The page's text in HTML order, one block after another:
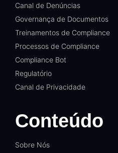
Canal de Denúncias
Governança de Documentos
Treinamentos de Compliance
Processos de Compliance
Compliance Bot
Regulatório
Canal de Privacidade
Conteúdo
Sobre Nós